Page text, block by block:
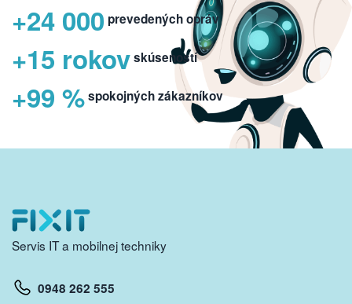
+24 000 prevedených opráv
+15 rokovskúseností
+99 %spokojných zákazníkov
Servis IT a mobilnej techniky
0948 262 555